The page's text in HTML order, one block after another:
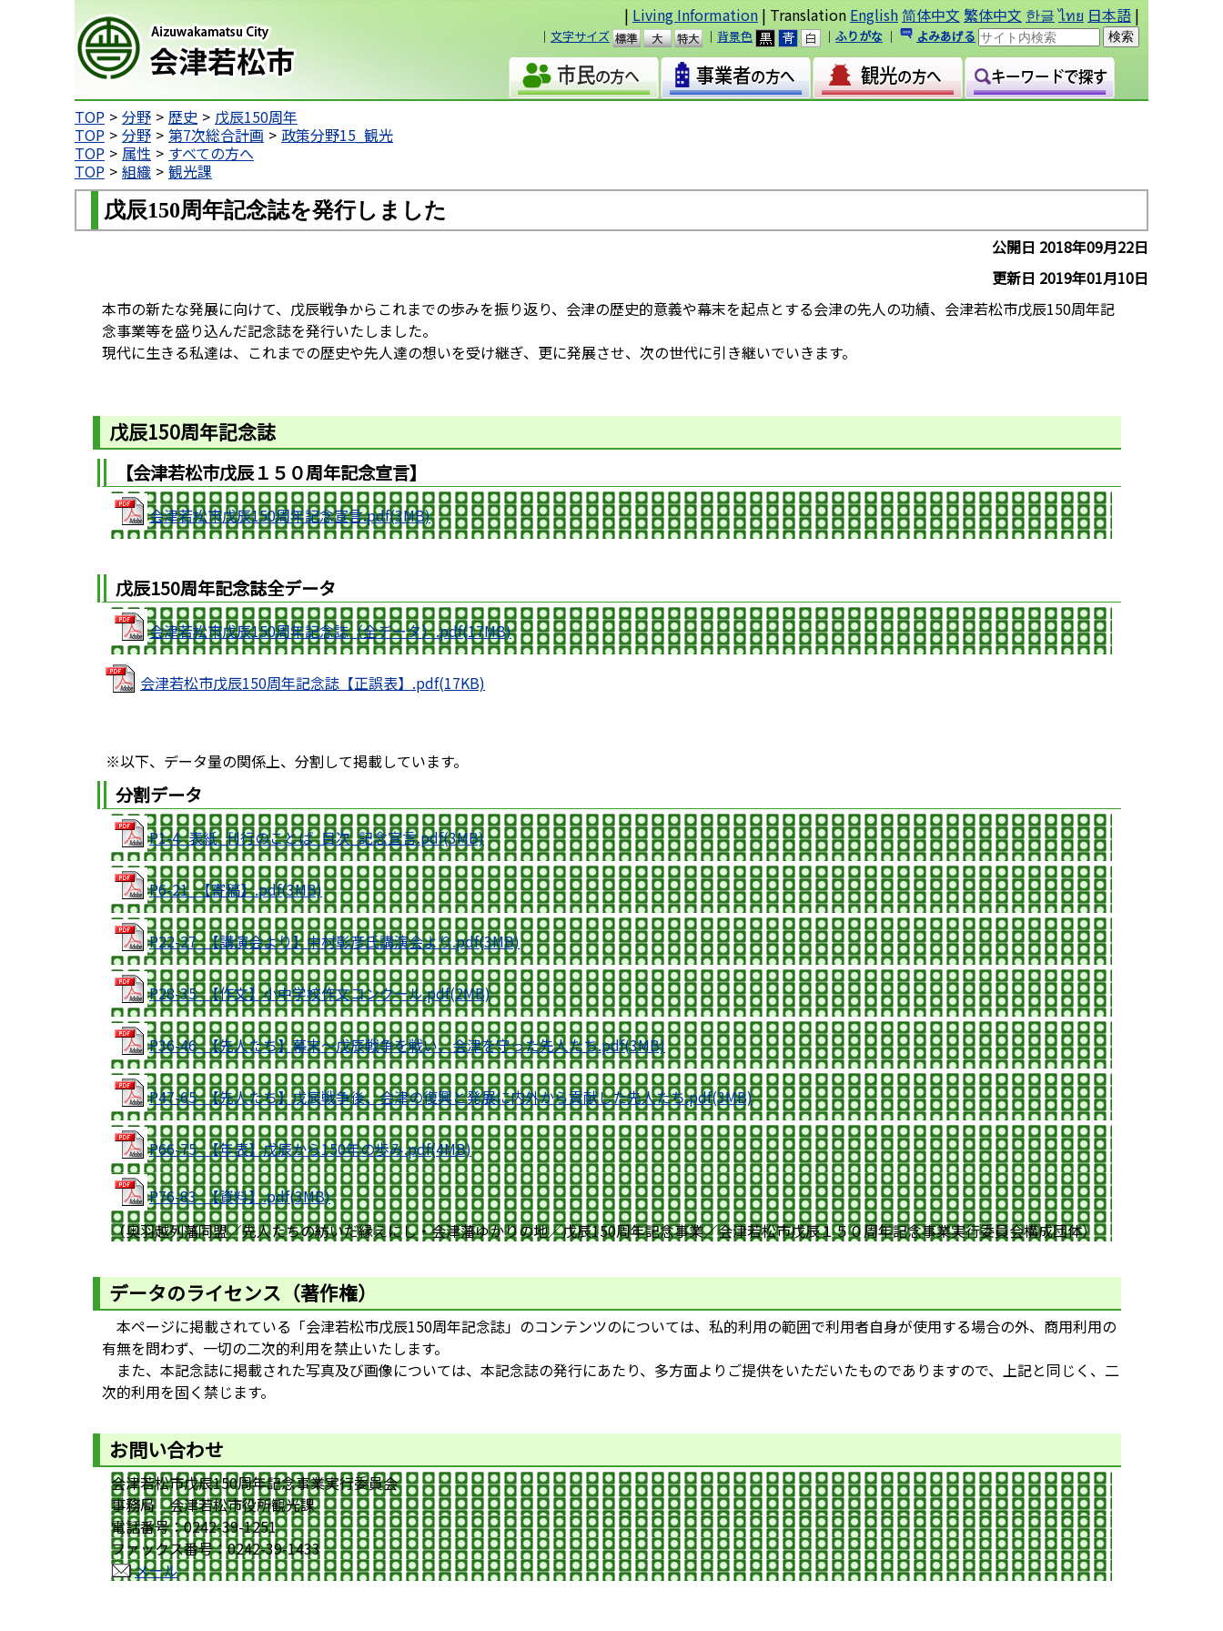
| Living Information | Translation English简体中文 繁体中文 한글 ไทย 日本語 |
｜ 文字サイズ
準
大
｜ 背景色 ｜ ふりがな ｜ よみあげる
会津若松市
TOP
分野 歴史
戊辰150周年
TOP
分野 第7次総合計画
政策分野15_観光
TOP
属性
すべての方へ
TOP
組織 観光課
戊辰150周年記念誌を発行しました
公開日 2018年09月22日
更新日 2019年01月10日
本市の新たな発展に向けて、戊辰戦争からこれまでの歩みを振り返り、会津の歴史的意義や幕末を起点とする会津の先人の功績、会津若松市戊辰150周年記
念事業等を盛り込んだ記念誌を発行いたしました。
現代に生きる私達は、これまでの歴史や先人達の想いを受け継ぎ、更に発展させ、次の世代に引き継いでいきます。
戊辰150周年記念誌
【会津若松市戊辰１５０周年記念宣言】
会津若松市戊辰150周年記念宣言.pdf(3MB)
戊辰150周年記念誌全データ
会津若松市戊辰150周年記念誌（全データ）.pdf(17MB)
会津若松市戊辰150周年記念誌【正誤表】.pdf(17KB)
※以下、データ量の関係上、分割して掲載しています。
分割データ
P1-4_表紙_刊行のことば_目次_記念宣言.pdf(3MB)
P6-21_【寄稿】.pdf(3MB)
P22-27_【講演会より】中村彰彦氏講演会より.pdf(3MB)
P28-35_【作文】小中学校作文コンクール.pdf(2MB)
P36-46_【先人たち】幕末～戊辰戦争を戦い、会津を守った先人たち.pdf(3MB)
P47-65_【先人たち】戊辰戦争後、会津の復興と発展に内外から貢献した先人たち.pdf(3MB)
P66-75_【年表】戊辰から150年の歩み.pdf(4MB)
P76-83_【資料】.pdf(3MB)
（奥羽越列藩同盟／先人たちの紡いだ縁えにし・会津藩ゆかりの地／戊辰150周年記念事業／会津若松市戊辰１５０周年記念事業実行委員会構成団体）
データのライセンス（著作権）
本ページに掲載されている「会津若松市戊辰150周年記念誌」のコンテンツのについては、私的利用の範囲で利用者自身が使用する場合の外、商用利用の
有無を問わず、一切の二次的利用を禁止いたします。
また、本記念誌に掲載された写真及び画像については、本記念誌の発行にあたり、多方面よりご提供をいただいたものでありますので、上記と同じく、二
次的利用を固く禁じます。
お問い合わせ
会津若松市戊辰150周年記念事業実行委員会
事務局 会津若松市役所観光課
電話番号：0242-39-1251
ファックス番号：0242-39-1433
メール